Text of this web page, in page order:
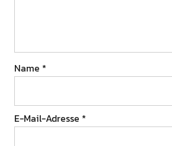
Name *
E-Mail-Adresse *